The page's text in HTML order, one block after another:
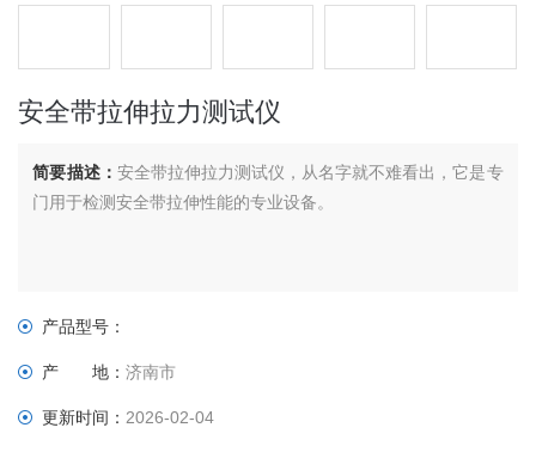
安全带拉伸拉力测试仪
简要描述： 安全带拉伸拉力测试仪，从名字就不难看出，它是专
门用于检测安全带拉伸性能的专业设备。
产品型号：
产 地：济南市
更新时间：2026-02-04